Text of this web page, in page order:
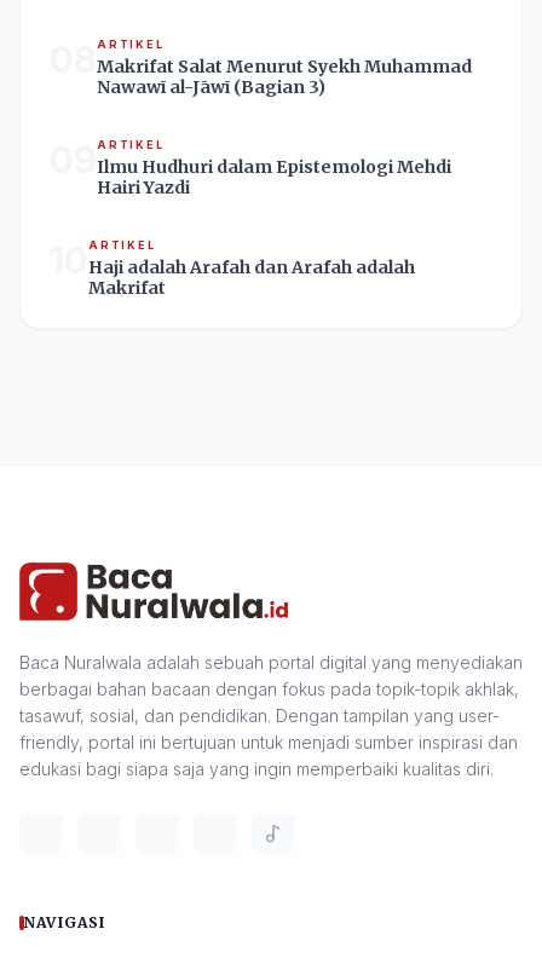
ARTIKEL
Makrifat Salat Menurut Syekh Muhammad
Nawawī al-Jāwī (Bagian 3)
ARTIKEL
Ilmu Hudhuri dalam Epistemologi Mehdi
Hairi Yazdi
ARTIKEL
Haji adalah Arafah dan Arafah adalah
Makrifat
Baca Nuralwala adalah sebuah portal digital yang menyediakan
berbagai bahan bacaan dengan fokus pada topik-topik akhlak,
tasawuf, sosial, dan pendidikan. Dengan tampilan yang user-
friendly, portal ini bertujuan untuk menjadi sumber inspirasi dan
edukasi bagi siapa saja yang ingin memperbaiki kualitas diri.
NAVIGASI